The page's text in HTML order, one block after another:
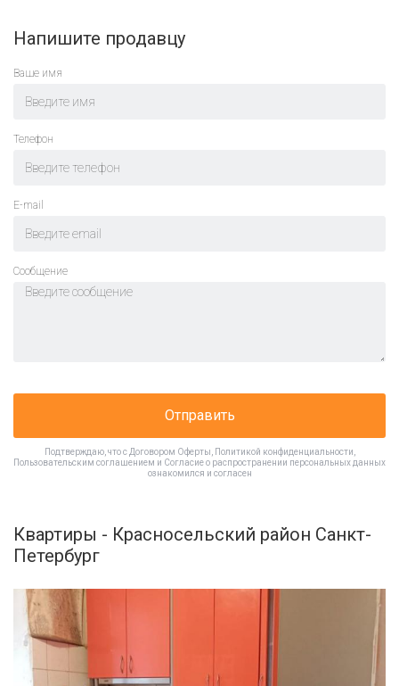
Напишите продавцу
Ваше имя
Телефон
E-mail
Cообщение
Отправить
Подтверждаю, что с Договором Оферты Политикой конфиденциальности
Пользовательским соглашением и Согласие о распространении персональных данных
ознакомился и согласен
Квартиры - Красносельский район Санкт-
Петербург